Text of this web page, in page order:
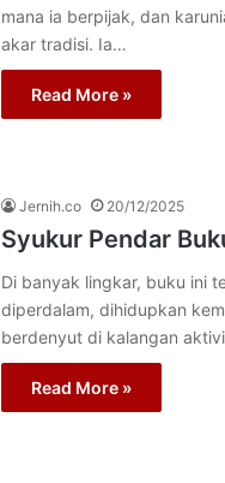
mana ia berpijak, dan
akar tradisi. Ia…
Read More »
Jernih.co 20/12/2025
Syukur Pendar
Di banyak lingkar, buku ini
diperdalam, dihidupkan
berdenyut di kalangan
Read More »